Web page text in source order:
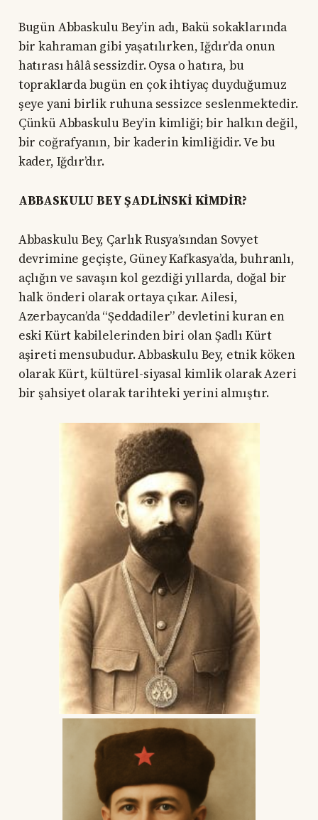
Bugün Abbaskulu Bey’in adı, Bakü sokaklarında
bir kahraman gibi yaşatılırken, Iğdır’da onun
hatırası hâlâ sessizdir. Oysa o hatıra, bu
topraklarda bugün en çok ihtiyaç duyduğumuz
şeye yani birlik ruhuna sessizce seslenmektedir.
Çünkü Abbaskulu Bey’in kimliği; bir halkın değil,
bir coğrafyanın, bir kaderin kimliğidir. Ve bu
kader, Iğdır’dır.
ABBASKULU BEY ŞADLİNSKİ KİMDİR?
Abbaskulu Bey, Çarlık Rusya’sından Sovyet
devrimine geçişte, Güney Kafkasya’da, buhranlı,
açlığın ve savaşın kol gezdiği yıllarda, doğal bir
halk önderi olarak ortaya çıkar. Ailesi,
Azerbaycan’da “Şeddadiler” devletini kuran en
eski Kürt kabilelerinden biri olan Şadlı Kürt
aşireti mensubudur. Abbaskulu Bey, etnik köken
olarak Kürt, kültürel-siyasal kimlik olarak Azeri
bir şahsiyet olarak tarihteki yerini almıştır.